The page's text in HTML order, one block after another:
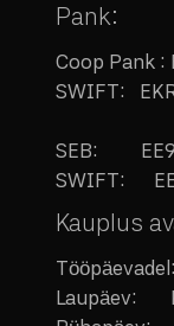
Pank:
Coop Pank :
SWIFT:
SEB:
SWIFT:
Kauplus
Laupäev: